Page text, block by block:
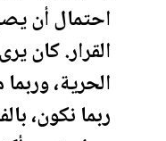
احتمال أن
القرار. كان
الحرية،
ربما نكون،